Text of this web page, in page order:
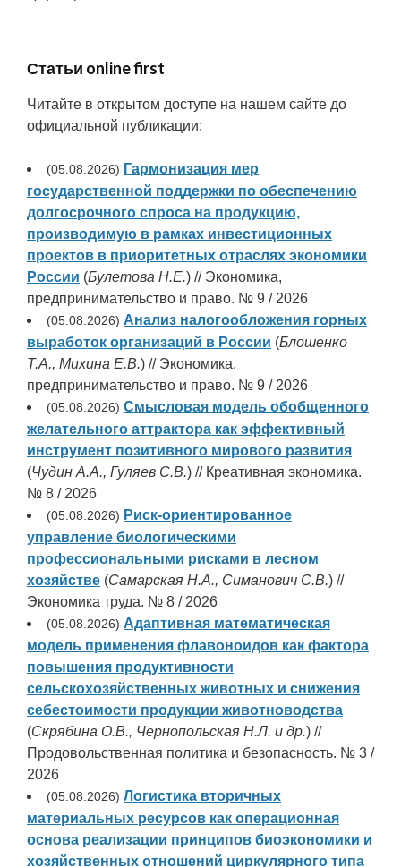
Статьи online first
Читайте в открытом доступе на нашем сайте до
официальной публикации:
(05.08.2026) Гармонизация мер
государственной поддержки по обеспечению
долгосрочного спроса на продукцию,
производимую в рамках инвестиционных
проектов в приоритетных отраслях экономики
России (Булетова Н.Е.) // Экономика,
предпринимательство и право. № 9 / 2026
(05.08.2026) Анализ налогообложения горных
выработок организаций в России (Блошенко
Т.А., Михина Е.В.) // Экономика,
предпринимательство и право. № 9 / 2026
(05.08.2026) Смысловая модель обобщенного
желательного аттрактора как эффективный
инструмент позитивного мирового развития
(Чудин А.А., Гуляев С.В.) // Креативная экономика.
№ 8 / 2026
(05.08.2026) Риск-ориентированное
управление биологическими
профессиональными рисками в лесном
хозяйстве (Самарская Н.А., Симанович С.В.) //
Экономика труда. № 8 / 2026
(05.08.2026) Адаптивная математическая
модель применения флавоноидов как фактора
повышения продуктивности
сельскохозяйственных животных и снижения
себестоимости продукции животноводства
(Скрябина О.В., Чернопольская Н.Л. и др.) //
Продовольственная политика и безопасность. № 3 /
2026
(05.08.2026) Логистика вторичных
материальных ресурсов как операционная
основа реализации принципов биоэкономики и
хозяйственных отношений циркулярного типа